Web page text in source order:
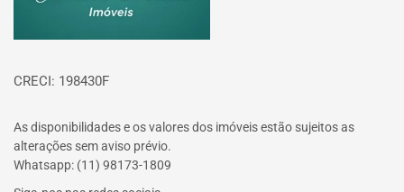
CRECI: 198430F
As disponibilidades e os valores dos imóveis estão sujeitos as
alterações sem aviso prévio.
Whatsapp: (11) 98173-1809